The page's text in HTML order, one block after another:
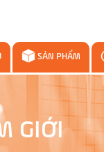
SẢN PHẨM
GIỚI